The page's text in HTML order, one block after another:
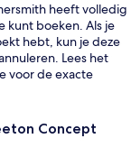
heeft volledig
kunt boeken. Als je
hebt, kun je deze
Lees het
voor de exacte
Concept